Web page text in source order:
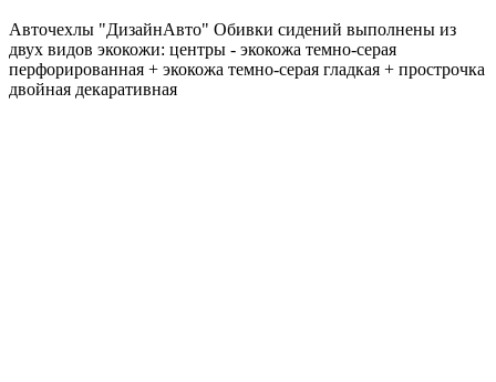
Авточехлы "ДизайнАвто" Обивки сидений выполнены из
двух видов экокожи: центры - экокожа темно-серая
перфорированная + экокожа темно-серая гладкая + прострочка
двойная декаративная